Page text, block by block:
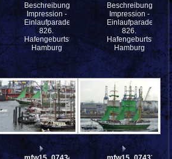
Beschreibung:
Impression -
Einlaufparade
826.
Hafengeburtstag
Hamburg
Beschreibung:
Impression -
Einlaufparade
826.
Hafengeburtstag
Hamburg